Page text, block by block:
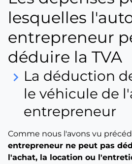
lesquelles
entrepreneur
déduire la TVA
keyboard_arrow_right La déduction
le véhicule de
entrepreneur
Comme nous l'avons vu
entrepreneur ne peut pas
l'achat, la location ou